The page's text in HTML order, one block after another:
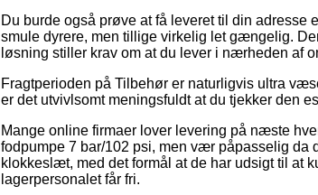
Du burde også prøve at få leveret til din
smule dyrere, men tillige virkelig let gængelig.
løsning stiller krav om at du lever i nærheden af
Fragtperioden på Tilbehør er naturligvis ultra
er det utvivlsomt meningsfuldt at du tjekker den
Mange online firmaer lover levering på næste
fodpumpe 7 bar/102 psi, men vær påpasselig
klokkeslæt, med det formål at de har udsigt til at
lagerpersonalet får fri.